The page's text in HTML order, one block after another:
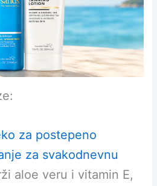
za postepeno
za svakodnevnu
aloe veru i vitamin E,